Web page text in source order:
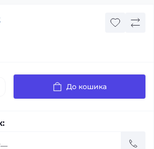
До кошика